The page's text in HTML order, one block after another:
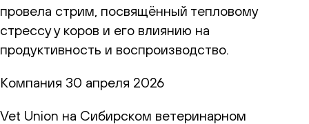
провела стрим, посвящённый тепловому
стрессу у коров и его влиянию на
продуктивность и воспроизводство.
Компания 30 апреля 2026
Vet Union на Сибирском ветеринарном